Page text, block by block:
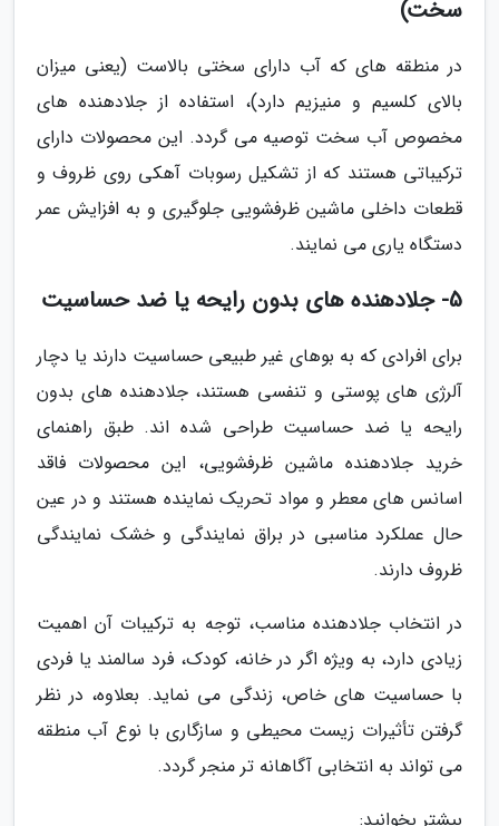
سخت)
در منطقه های که آب دارای سختی بالاست (یعنی میزان
بالای کلسیم و منیزیم دارد)، استفاده از جلادهنده های
مخصوص آب سخت توصیه می گردد. این محصولات دارای
ترکیباتی هستند که از تشکیل رسوبات آهکی روی ظروف و
قطعات داخلی ماشین ظرفشویی جلوگیری و به افزایش عمر
دستگاه یاری می نمایند.
5- جلادهنده های بدون رایحه یا ضد حساسیت
برای افرادی که به بوهای غیر طبیعی حساسیت دارند یا دچار
آلرژی های پوستی و تنفسی هستند، جلادهنده های بدون
رایحه یا ضد حساسیت طراحی شده اند. طبق راهنمای
خرید جلادهنده ماشین ظرفشویی، این محصولات فاقد
اسانس های معطر و مواد تحریک نماینده هستند و در عین
حال عملکرد مناسبی در براق نمایندگی و خشک نمایندگی
ظروف دارند.
در انتخاب جلادهنده مناسب، توجه به ترکیبات آن اهمیت
زیادی دارد، به ویژه اگر در خانه، کودک، فرد سالمند یا فردی
با حساسیت های خاص، زندگی می نماید. بعلاوه، در نظر
گرفتن تأثیرات زیست محیطی و سازگاری با نوع آب منطقه
می تواند به انتخابی آگاهانه تر منجر گردد.
بیشتر بخوانید: